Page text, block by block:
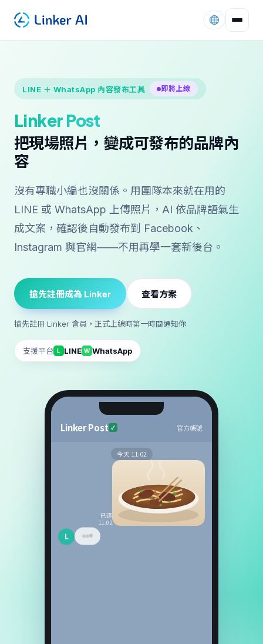
LINE ＋ WhatsApp 內容發布工具 即將上線
Linker Post
把現場照片，變成可發布的品牌內
容
沒有專職小編也沒關係。用團隊本來就在用的
LINE 或 WhatsApp 上傳照片，AI 依品牌語氣生
成文案，確認後自動發布到 Facebook、
Instagram 與官網——不用再學一套新後台。
搶先註冊成為 Linker 查看方案
搶先註冊 Linker 會員，正式上線時第一時間通知你
支援平台 L LINE W WhatsApp
Linker Post ✓ 官方帳號
今天 11:02
已讀
11:02
L
已收到照片。依「品牌語